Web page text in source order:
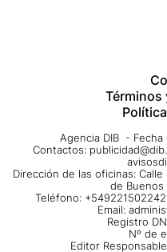
Términos
Agencia DIB - Fecha
Contactos:
Dirección de las oficinas:
de
Teléfono:
Email:
Registro
Nº de
Editor